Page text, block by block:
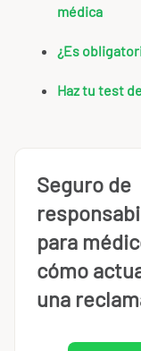
médica
¿Es
Haz tu test
Seguro de
para
cómo
una